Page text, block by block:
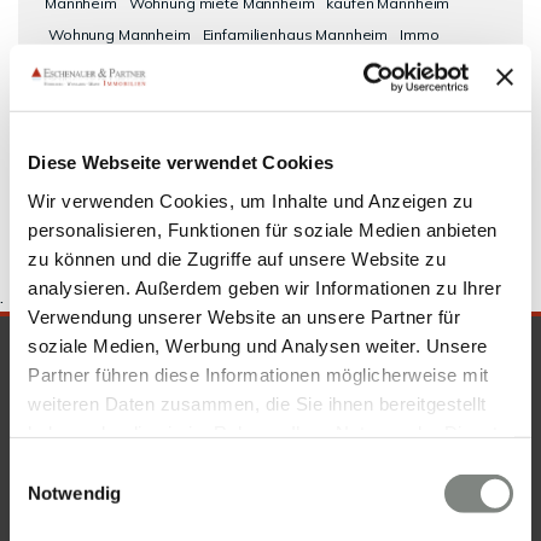
Diese Webseite verwendet Cookies
Wir verwenden Cookies, um Inhalte und Anzeigen zu
personalisieren, Funktionen für soziale Medien anbieten
zu können und die Zugriffe auf unsere Website zu
analysieren. Außerdem geben wir Informationen zu Ihrer
Verwendung unserer Website an unsere Partner für
soziale Medien, Werbung und Analysen weiter. Unsere
Partner führen diese Informationen möglicherweise mit
weiteren Daten zusammen, die Sie ihnen bereitgestellt
Cookies, wenn Sie unsere Webseite weiterhin nutzen.
Notwendig
Wohnung Mannheim
Einfamilienhaus Mannheim
Immo
Mannheim
Eigentumswohnungen
Wohnungsanzeigen
suche Mannheim
mieten Mannheim
.
SICHERHEIT & KOMPETENZ